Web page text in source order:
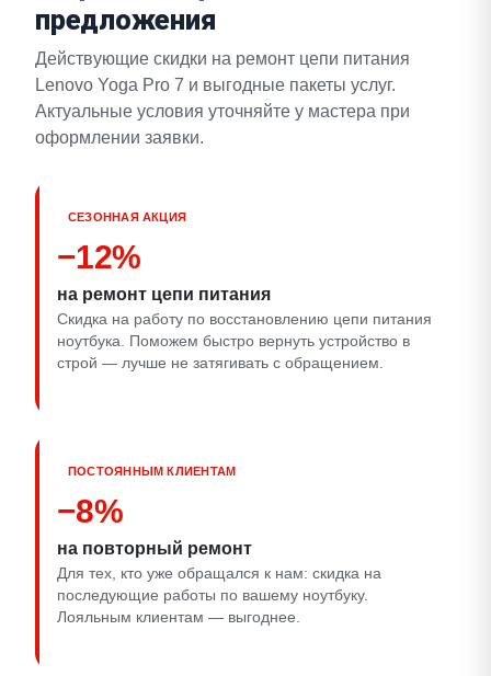
предложения
Действующие скидки на ремонт цепи питания
Lenovo Yoga Pro 7 и выгодные пакеты услуг.
Актуальные условия уточняйте у мастера при
оформлении заявки.
СЕЗОННАЯ АКЦИЯ
−12%
на ремонт цепи питания
Скидка на работу по восстановлению цепи питания
ноутбука. Поможем быстро вернуть устройство в
строй — лучше не затягивать с обращением.
ПОСТОЯННЫМ КЛИЕНТАМ
−8%
на повторный ремонт
Для тех, кто уже обращался к нам: скидка на
последующие работы по вашему ноутбуку.
Лояльным клиентам — выгоднее.